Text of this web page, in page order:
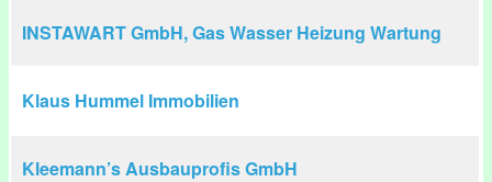
INSTAWART GmbH, Gas Wasser Heizung Wartung
Klaus Hummel Immobilien
Kleemann’s Ausbauprofis GmbH